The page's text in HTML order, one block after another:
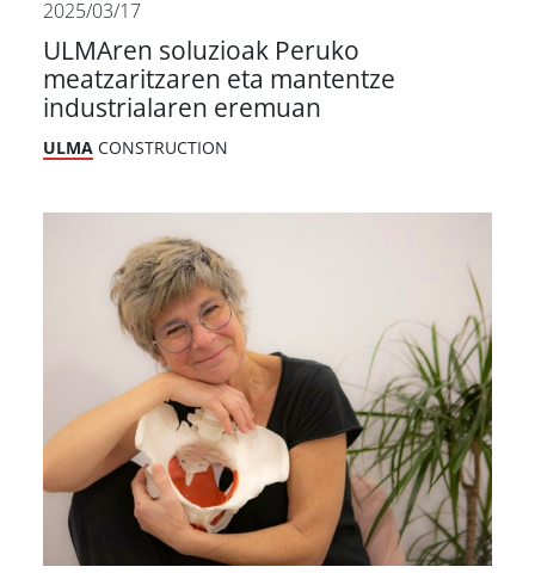
2025/03/17
ULMAren soluzioak Peruko
meatzaritzaren eta mantentze
industrialaren eremuan
ULMA CONSTRUCTION